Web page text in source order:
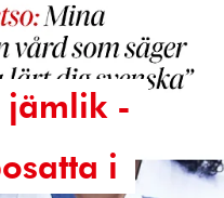
jämlik -
i